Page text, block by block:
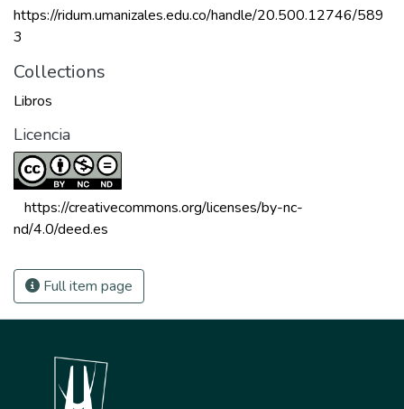
https://ridum.umanizales.edu.co/handle/20.500.12746/589
3
Collections
Libros
Licencia
https://creativecommons.org/licenses/by-nc-
nd/4.0/deed.es
Full item page